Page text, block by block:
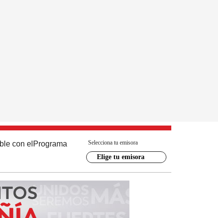
con el Programa Selecciona tu emisora
Elige tu emisora